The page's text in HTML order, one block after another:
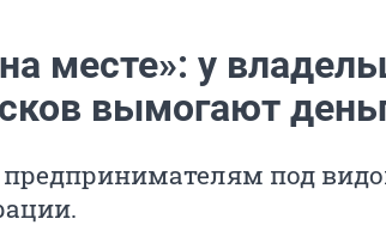
месте»: у
вымогают
под